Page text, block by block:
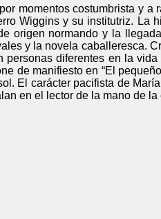
momentos costumbrista y
Wiggins y su institutriz. La
origen normando y la
y la novela caballeresca.
diferentes en la
de manifiesto en “El
El carácter pacifista de
en el lector de la mano de